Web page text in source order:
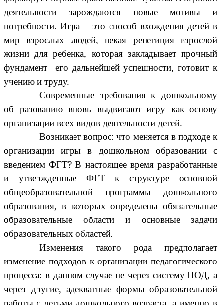
деятельности зарождаются новые мотивы и
потребности. Игра – это способ вхождения детей в
мир взрослых людей, некая репетиция взрослой
жизни для ребенка, которая закладывает прочный
фундамент его дальнейшей успешности, готовит к
учению и труду.
Современные требования к дошкольному
об разованию вновь выдвигают игру как основу
организации всех видов деятельности детей.
Возникает вопрос: что меняется в подходе к
организации игры в дошкольном образовании с
введением ФГТ? В настоящее время разработанные
и утвержденные ФГТ к структуре основной
общеобразовательной программы дошкольного
образования, в которых определены обязательные
образовательные области и основные задачи
образовательных областей.
Изменения такого рода предполагает
изменение подходов к организации педагогического
процесса: в данном случае не через систему НОД, а
через другие, адекватные формы образовательной
работы с детьми дошкольного возраста, а именно в